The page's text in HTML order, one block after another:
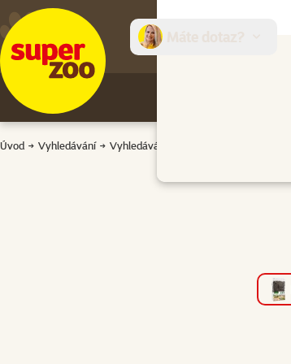
Úvod Vyhledávání Vyhledávání